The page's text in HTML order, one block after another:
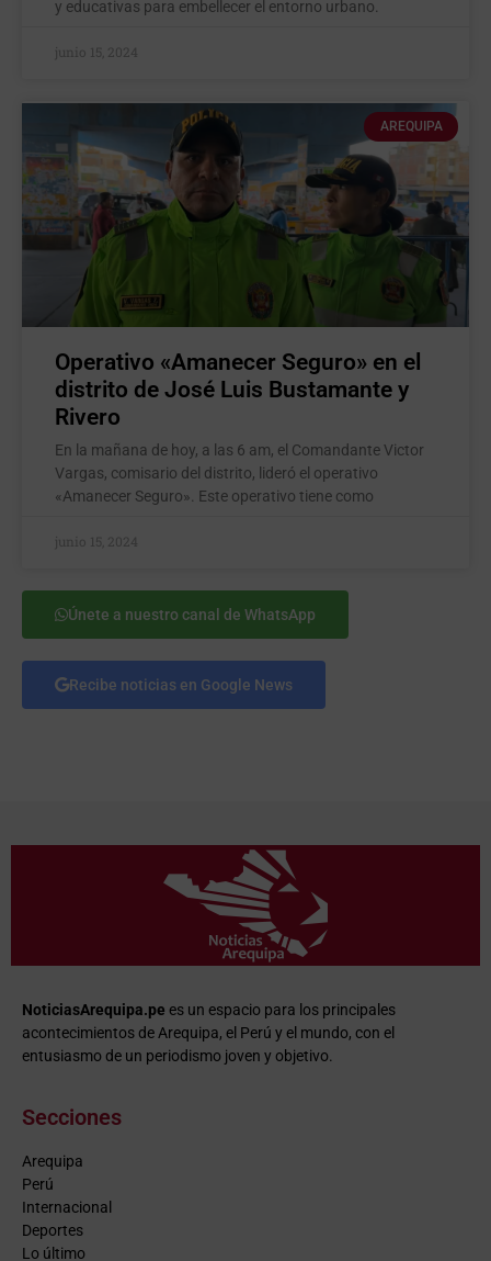
y educativas para embellecer el entorno urbano.
junio 15, 2024
AREQUIPA
Operativo «Amanecer Seguro» en el
distrito de José Luis Bustamante y
Rivero
En la mañana de hoy, a las 6 am, el Comandante Victor
Vargas, comisario del distrito, lideró el operativo
«Amanecer Seguro». Este operativo tiene como
junio 15, 2024
Únete a nuestro canal de WhatsApp
Recibe noticias en Google News
NoticiasArequipa.pe es un espacio para los principales
acontecimientos de Arequipa, el Perú y el mundo, con el
entusiasmo de un periodismo joven y objetivo.
Secciones
Arequipa
Perú
Internacional
Deportes
Lo último